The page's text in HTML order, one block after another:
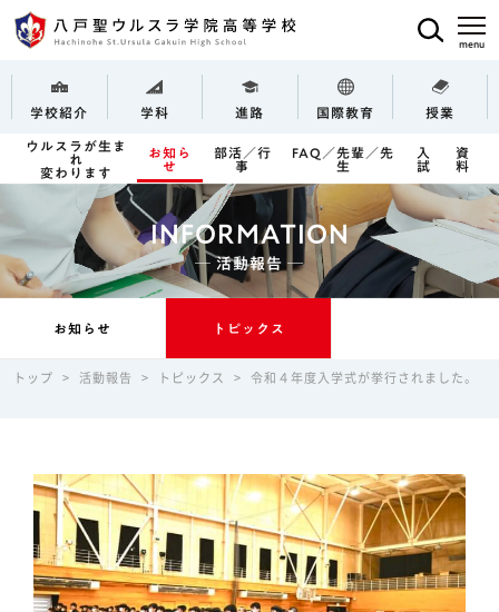
学校紹介 学科 進路 国際教育 授業
ウルスラが生ま
れ
変わります
お知ら
せ
部活／行
事
FAQ／先輩／先
生
入
試
資
料
INFORMATION
─ 活動報告 ─
お知らせ トピックス
トップ > 活動報告 > トピックス > 令和４年度入学式が挙行されました。